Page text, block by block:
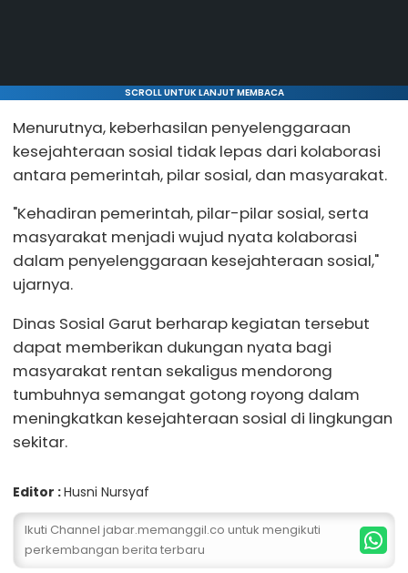
SCROLL UNTUK LANJUT MEMBACA
Menurutnya, keberhasilan penyelenggaraan
kesejahteraan sosial tidak lepas dari kolaborasi
antara pemerintah, pilar sosial, dan masyarakat.
"Kehadiran pemerintah, pilar-pilar sosial, serta
masyarakat menjadi wujud nyata kolaborasi
dalam penyelenggaraan kesejahteraan sosial,"
ujarnya.
Dinas Sosial Garut berharap kegiatan tersebut
dapat memberikan dukungan nyata bagi
masyarakat rentan sekaligus mendorong
tumbuhnya semangat gotong royong dalam
meningkatkan kesejahteraan sosial di lingkungan
sekitar.
Editor :Husni Nursyaf
Ikuti Channel jabar.memanggil.co untuk mengikuti
perkembangan berita terbaru